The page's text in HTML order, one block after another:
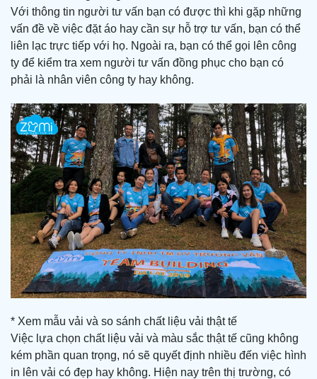
Với thông tin người tư vấn bạn có được thì khi gặp những
vấn đề về việc đặt áo hay cần sự hỗ trợ tư vấn, bạn có thể
liên lạc trực tiếp với họ. Ngoài ra, bạn có thể gọi lên công
ty để kiểm tra xem người tư vấn đồng phục cho bạn có
phải là nhân viên công ty hay không.
* Xem mẫu vải và so sánh chất liệu vải thật tế
Việc lựa chọn chất liệu vải và màu sắc thật tế cũng không
kém phần quan trọng, nó sẽ quyết định nhiều đến việc hình
in lên vải có đẹp hay không. Hiện nay trên thị trường, có